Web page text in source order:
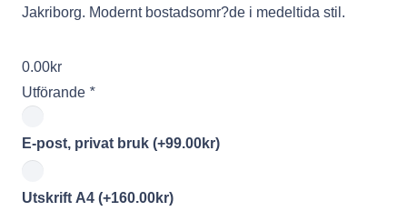
Jakriborg. Modernt bostadsomr?de i medeltida stil.
0.00kr
Utförande *
E-post, privat bruk (+99.00kr)
Utskrift A4 (+160.00kr)